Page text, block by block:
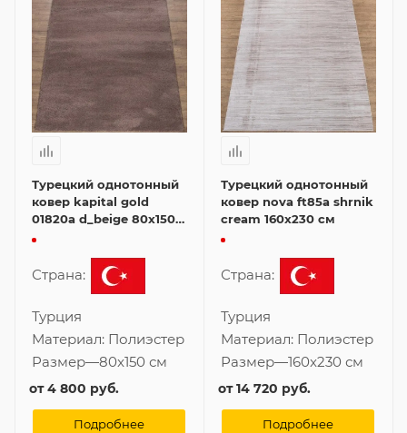
Турецкий однотонный
ковер kapital gold
01820a d_beige 80x150
см
Страна:
Турция
Материал: Полиэстер
Размер—80x150 см
от4 800 руб.
Подробнее
Турецкий однотонный
ковер nova ft85a shrnik
cream 160x230 см
Страна:
Турция
Материал: Полиэстер
Размер—160x230 см
от14 720 руб.
Подробнее